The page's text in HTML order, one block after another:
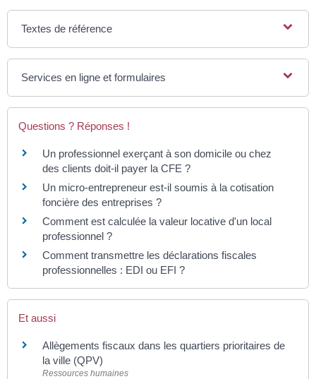
Textes de référence
Services en ligne et formulaires
Questions ? Réponses !
Un professionnel exerçant à son domicile ou chez
des clients doit-il payer la CFE ?
Un micro-entrepreneur est-il soumis à la cotisation
foncière des entreprises ?
Comment est calculée la valeur locative d'un local
professionnel ?
Comment transmettre les déclarations fiscales
professionnelles : EDI ou EFI ?
Et aussi
Allègements fiscaux dans les quartiers prioritaires de
la ville (QPV)
Ressources humaines